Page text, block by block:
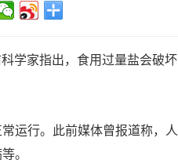
学家指出，食用过量盐会破坏
运行。此前媒体曾报道称，人
。